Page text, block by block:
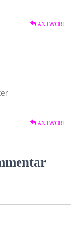
ANTWORT
ANTWORT